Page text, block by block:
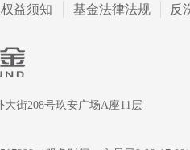
益须知 基金法律法规 反
街208号玖安广场A座11层